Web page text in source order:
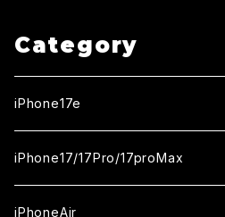
Category
iPhone17e
ガラスフィルム
セラミックフィルム
iPhone17/17Pro/17proMax
iPhone17
iPhoneAir